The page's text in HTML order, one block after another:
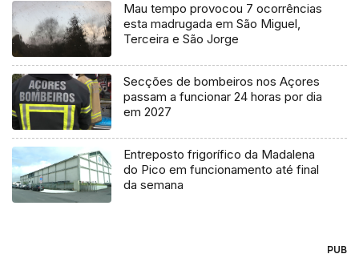
Mau tempo provocou 7 ocorrências
esta madrugada em São Miguel,
Terceira e São Jorge
Secções de bombeiros nos Açores
passam a funcionar 24 horas por dia
em 2027
Entreposto frigorífico da Madalena
do Pico em funcionamento até final
da semana
PUB